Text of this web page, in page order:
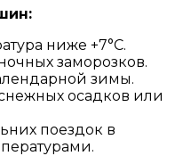
ниже +7°C.
заморозков.
зимы.
осадков или
поездок в